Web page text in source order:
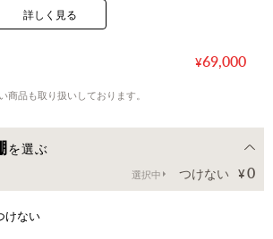
詳しく見る
69,000
商品も取り扱いしております。
を選ぶ
選択中 つけない 0
けない